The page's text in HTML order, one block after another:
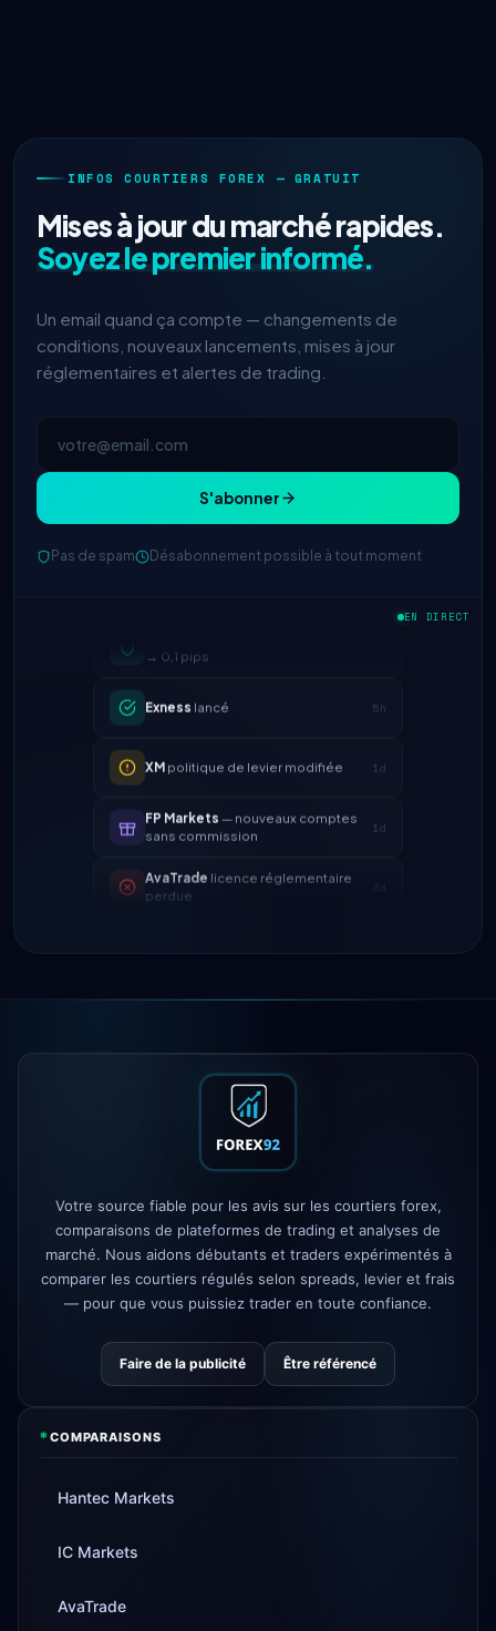
INFOS COURTIERS FOREX — GRATUIT
Mises à jour du marché rapides.
Soyez le premier informé.
Un email quand ça compte — changements de
conditions, nouveaux lancements, mises à jour
réglementaires et alertes de trading.
S'abonner
Pas de spam Désabonnement possible à tout moment
EN DIRECT
sans commission
perdue
politique de levier modifiée
FP Markets
— nouveaux comptes
sans commission
AvaTrade
perdue
3d
Tickmill vitesse de retrait
désormais 24h
4d
Votre source fiable pour les avis sur les courtiers forex,
comparaisons de plateformes de trading et analyses de
marché. Nous aidons débutants et traders expérimentés à
comparer les courtiers régulés selon spreads, levier et frais
— pour que vous puissiez trader en toute confiance.
Faire de la publicité Être référencé
*COMPARAISONS
Hantec Markets
IC Markets
AvaTrade